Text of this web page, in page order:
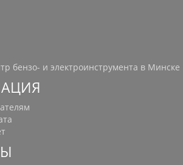
бензо- и электроинструмента в Минске